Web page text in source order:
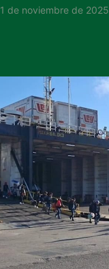
1 de noviembre de 2025